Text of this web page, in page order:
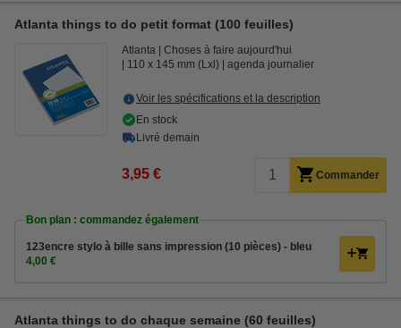
Atlanta things to do petit format (100 feuilles)
Atlanta
Choses à faire aujourd'hui
110 x 145 mm (Lxl)
agenda journalier
Voir les spécifications et la description
En stock
Livré demain
3,95 € Commander
Bon plan : commandez également
123encre stylo à bille sans impression (10 pièces) - bleu
4,00 €
Atlanta things to do chaque semaine (60 feuilles)